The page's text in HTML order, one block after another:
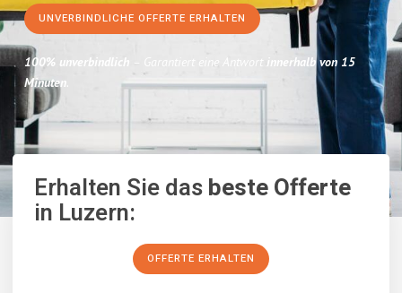
UNVERBINDLICHE OFFERTE ERHALTEN
100% unverbindlich – Garantiert eine Antwort innerhalb von 15
Minuten.
Erhalten Sie dasbeste Offerte
in Luzern:
OFFERTE ERHALTEN